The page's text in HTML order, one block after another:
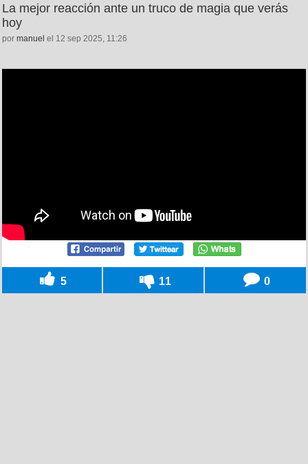
La mejor reacción ante un truco de magia que verás
hoy
por manuel el 12 sep 2025, 11:26
5 11 0